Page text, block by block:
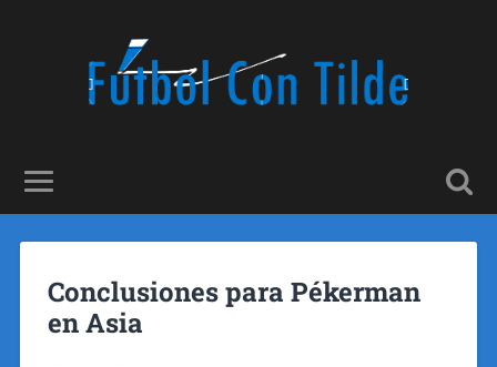
Conclusiones para Pékerman
en Asia